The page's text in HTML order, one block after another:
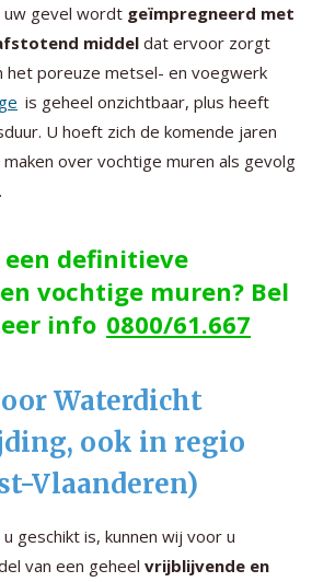
uw gevel wordt geïmpregneerd met
middel dat ervoor zorgt
het poreuze metsel- en voegwerk
is geheel onzichtbaar, plus heeft
U hoeft zich de komende jaren
over vochtige muren als gevolg
een definitieve
vochtige muren? Bel
info 0800/61.667
Waterdicht
ook in regio
Vlaanderen)
geschikt is, kunnen wij voor u
van een geheel vrijblijvende en